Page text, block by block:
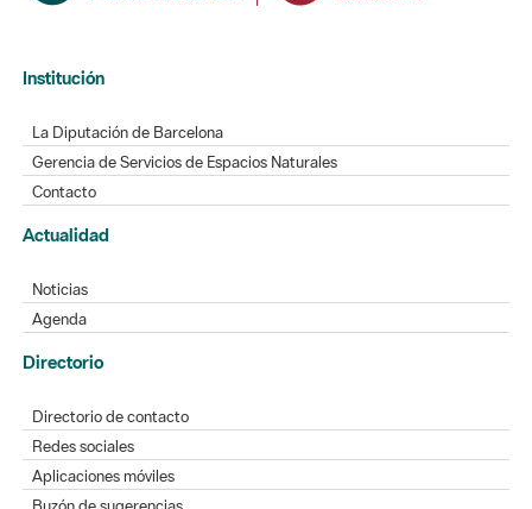
Institución
La Diputación de Barcelona
Gerencia de Servicios de Espacios Naturales
Contacto
Actualidad
Noticias
Agenda
Directorio
Directorio de contacto
Redes sociales
Aplicaciones móviles